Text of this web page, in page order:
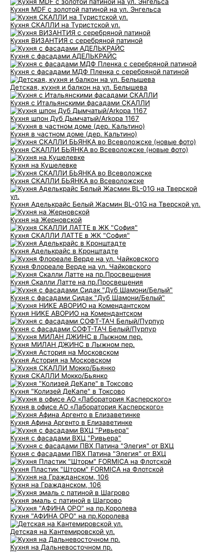
Кухня MDF с золотой патиной на ул. Энгельса
Кухня СКАЛЛИ на Туристской ул.
Кухня ВИЗАНТИЯ с серебряной патиной
Кухня с фасадами АДЕЛЬКРАЙС
Кухня с фасадами МДФ Пленка с серебряной патиной
Детская, кухня и балкон на ул. Белышева
Кухня с Итальянскими фасадами СКАЛЛИ
Кухня шпон Дуб Дымчатый/Arkopa 1167
Кухня в частном доме (дер. Кальтино)
Кухня СКАЛЛИ БЬЯНКА во Всеволожске (новые фото)
Кухня на Кушелевке
Кухня СКАЛЛИ БЬЯНКА во Всеволожске
Кухня Аделькрайс Белый Жасмин BL-01G на Тверской ул.
Кухня на Жерновской
Кухня СКАЛЛИ ЛАТТЕ в ЖК "София"
Кухня Аделькрайс в Кронштадте
Кухня Флореале Верде на ул. Чайковского
Кухня Скалли Латте на пр.Просвещения
Кухня с фасадами Сидак "Дуб Шамони/Белый"
Кухня НИКЕ АВОРИО на Комендантском
Кухня с фасадами СОФТ-ТАЧ Белый/Пурпур
Кухня МИЛАН ДЖИНС в Лыжном пер.
Кухня Астория на Московском
Кухня СКАЛЛИ Мокко/Бьянко
Кухня "Колизей ДеКапе" в Токсово
Кухня в офисе АО «Лаборатория Касперского»
Кухня Афина Аргенто в Елизаветинке
Кухня с фасадами ВХЦ "Ривьера"
Кухня с фасадами ПВХ Патина "Элегия" от ВХЦ
Кухня Пластик "Шторм" FORMICA на Флотской
Кухня на Гражданском, 106
Кухня эмаль с патиной в Шагрово
Кухня "АФИНА ОРО" на пр.Королева
Детская на Кантемировской ул.
Кухня на Дальневосточном пр.